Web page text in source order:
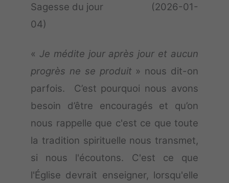
Sagesse du jour (2026-01-
04)
« Je médite jour après jour et aucun
progrès ne se produit» nous dit-on
parfois. C’est pourquoi nous avons
besoin d’être encouragés et qu’on
nous rappelle que c'est ce que toute
la tradition spirituelle nous transmet,
si nous l'écoutons. C'est ce que
l'Église devrait enseigner, lorsqu'elle